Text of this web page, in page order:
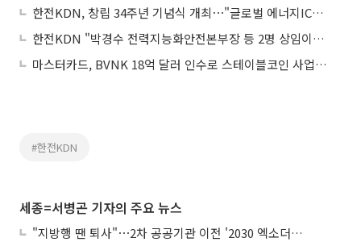
한전KDN, 창립 34주년 기념식 개최⋯"글로벌 에너지ICT 중심 도약"
한전KDN "박경수 전력지능화안전본부장 등 2명 상임이사 취임"
마스터카드, BVNK 18억 달러 인수로 스테이블코인 사업 본격 확장
#한전KDN
세종=서병곤 기자의 주요 뉴스
"지방행 땐 퇴사"⋯2차 공공기관 이전 '2030 엑소더스' 뇌관